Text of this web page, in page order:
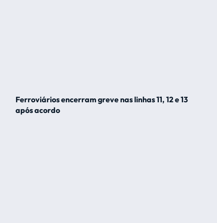
Ferroviários encerram greve nas linhas 11, 12 e 13
após acordo